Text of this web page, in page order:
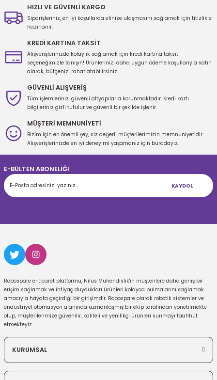
Ürün resmi kalitesiz, bozuk veya görüntülenemiyor.
Ürün bilgilerinde hatalar bulunuyor.
Ürün fiyatı diğer sitelerden daha pahalı.
Gönder
HIZLI VE GÜVENLİ KARGO
Siparişleriniz, en iyi koşullarda elinize ulaşmasını sağlamak için titizlikle
hazırlanır.
KREDİ KARTINA TAKSİT
Alışverişlerinizde kolaylık sağlamak için kredi kartına taksit
seçeneğimizle tanışın! Ürünlerinizi daha uygun ödeme koşullarıyla satın
alarak, bütçenizi rahatlatabilirsiniz.
GÜVENLİ ALIŞVERİŞ
Tüm işlemleriniz, güvenli altyapılarla korunmaktadır. Kredi kartı
bilgileriniz gizli tutulur ve güvenli bir şekilde işlenir.
MÜŞTERİ MEMNUNİYETİ
Bizim için en önemli şey, siz değerli müşterilerimizin memnuniyetidir.
Alışverişlerinizde en iyi deneyimi yaşamanız için buradayız.
E-BÜLTEN ABONELİĞİ
KAYDOL
Robospare e-ticaret platformu, Nilus Mühendislik'in müşterilere daha geniş bir
erişim sağlamak ve ihtiyaç duydukları ürünleri kolayca bulmalarını sağlamak
amacıyla hayata geçirdiği bir girişimdir. Robospare olarak robotik sistemler ve
endüstriyel otomasyon alanında uzmanlaşmış bir ekip tarafından yönetilmekte
olup, müşterilerimize güvenilir, kaliteli ve yenilikçi ürünleri sunmayı taahhüt
etmekteyiz.
KURUMSAL